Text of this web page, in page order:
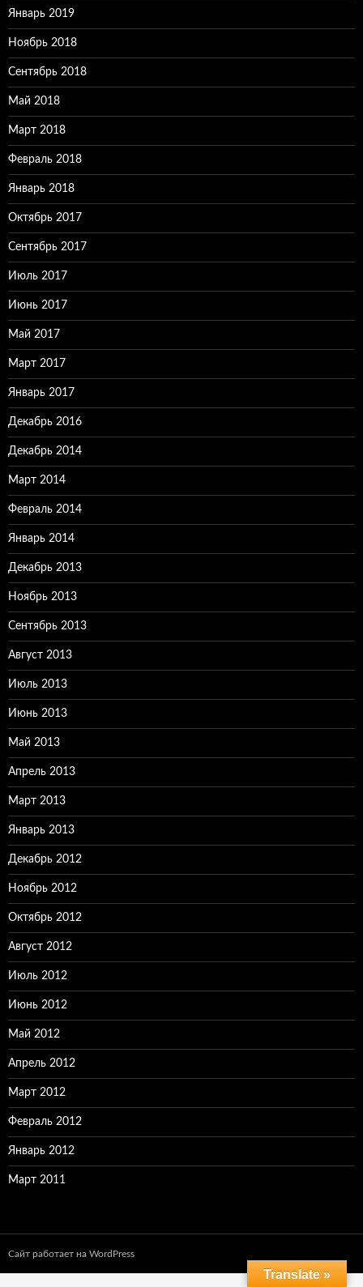
Январь 2019
Ноябрь 2018
Сентябрь 2018
Май 2018
Март 2018
Февраль 2018
Январь 2018
Октябрь 2017
Сентябрь 2017
Июль 2017
Июнь 2017
Май 2017
Март 2017
Январь 2017
Декабрь 2016
Декабрь 2014
Март 2014
Февраль 2014
Январь 2014
Декабрь 2013
Ноябрь 2013
Сентябрь 2013
Август 2013
Июль 2013
Июнь 2013
Май 2013
Апрель 2013
Март 2013
Январь 2013
Декабрь 2012
Ноябрь 2012
Октябрь 2012
Август 2012
Июль 2012
Июнь 2012
Май 2012
Апрель 2012
Март 2012
Февраль 2012
Январь 2012
Март 2011
Сайт работает на WordPress
Translate »